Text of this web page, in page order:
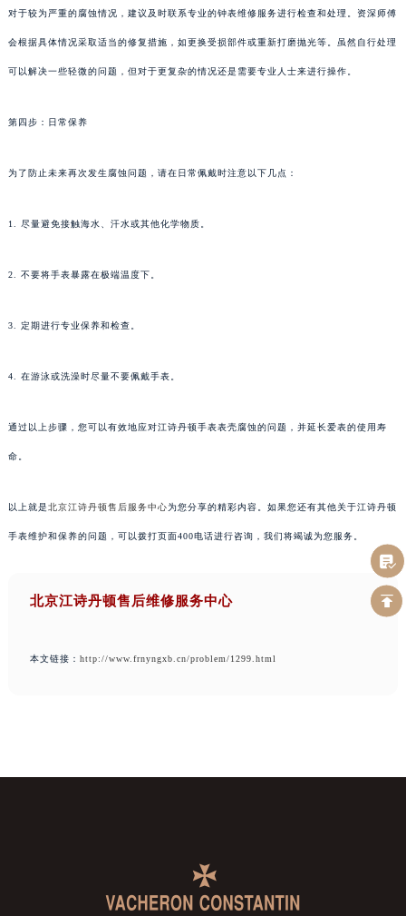
对于较为严重的腐蚀情况，建议及时联系专业的钟表维修服务进行检查和处理。资深师傅
会根据具体情况采取适当的修复措施，如更换受损部件或重新打磨抛光等。虽然自行处理
可以解决一些轻微的问题，但对于更复杂的情况还是需要专业人士来进行操作。
第四步：日常保养
为了防止未来再次发生腐蚀问题，请在日常佩戴时注意以下几点：
1. 尽量避免接触海水、汗水或其他化学物质。
2. 不要将手表暴露在极端温度下。
3. 定期进行专业保养和检查。
4. 在游泳或洗澡时尽量不要佩戴手表。
通过以上步骤，您可以有效地应对江诗丹顿手表表壳腐蚀的问题，并延长爱表的使用寿
命。
以上就是北京江诗丹顿售后服务中心为您分享的精彩内容。如果您还有其他关于江诗丹顿
手表维护和保养的问题，可以拨打页面400电话进行咨询，我们将竭诚为您服务。
北京江诗丹顿售后维修服务中心
本文链接： http://www.frnyngxb.cn/problem/1299.html